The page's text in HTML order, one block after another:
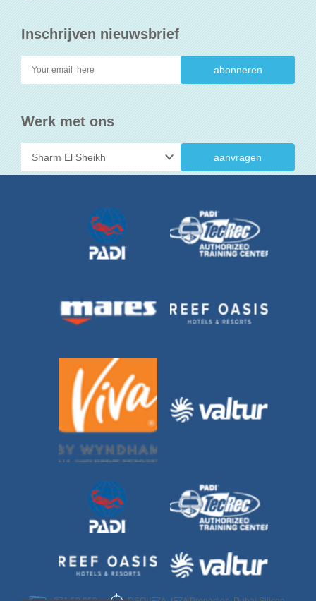
Inschrijven nieuwsbrief
Werk met ons
aanvragen